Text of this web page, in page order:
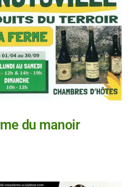
du manoir